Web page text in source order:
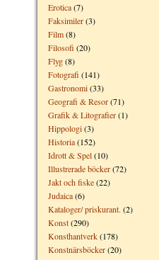
Erotica(7)
Faksimiler(3)
Film(8)
Filosofi (20)
Flyg(8)
Fotografi (141)
Gastronomi(33)
Geografi & Resor(71)
Grafik & Litografier(1)
Hippologi(3)
Historia(152)
Idrott & Spel(10)
Illustrerade böcker(72)
Jakt och fiske(22)
Judaica(6)
Kataloger/ priskurant. (2)
Konst(290)
Konsthantverk(178)
Konstnärsböcker(20)